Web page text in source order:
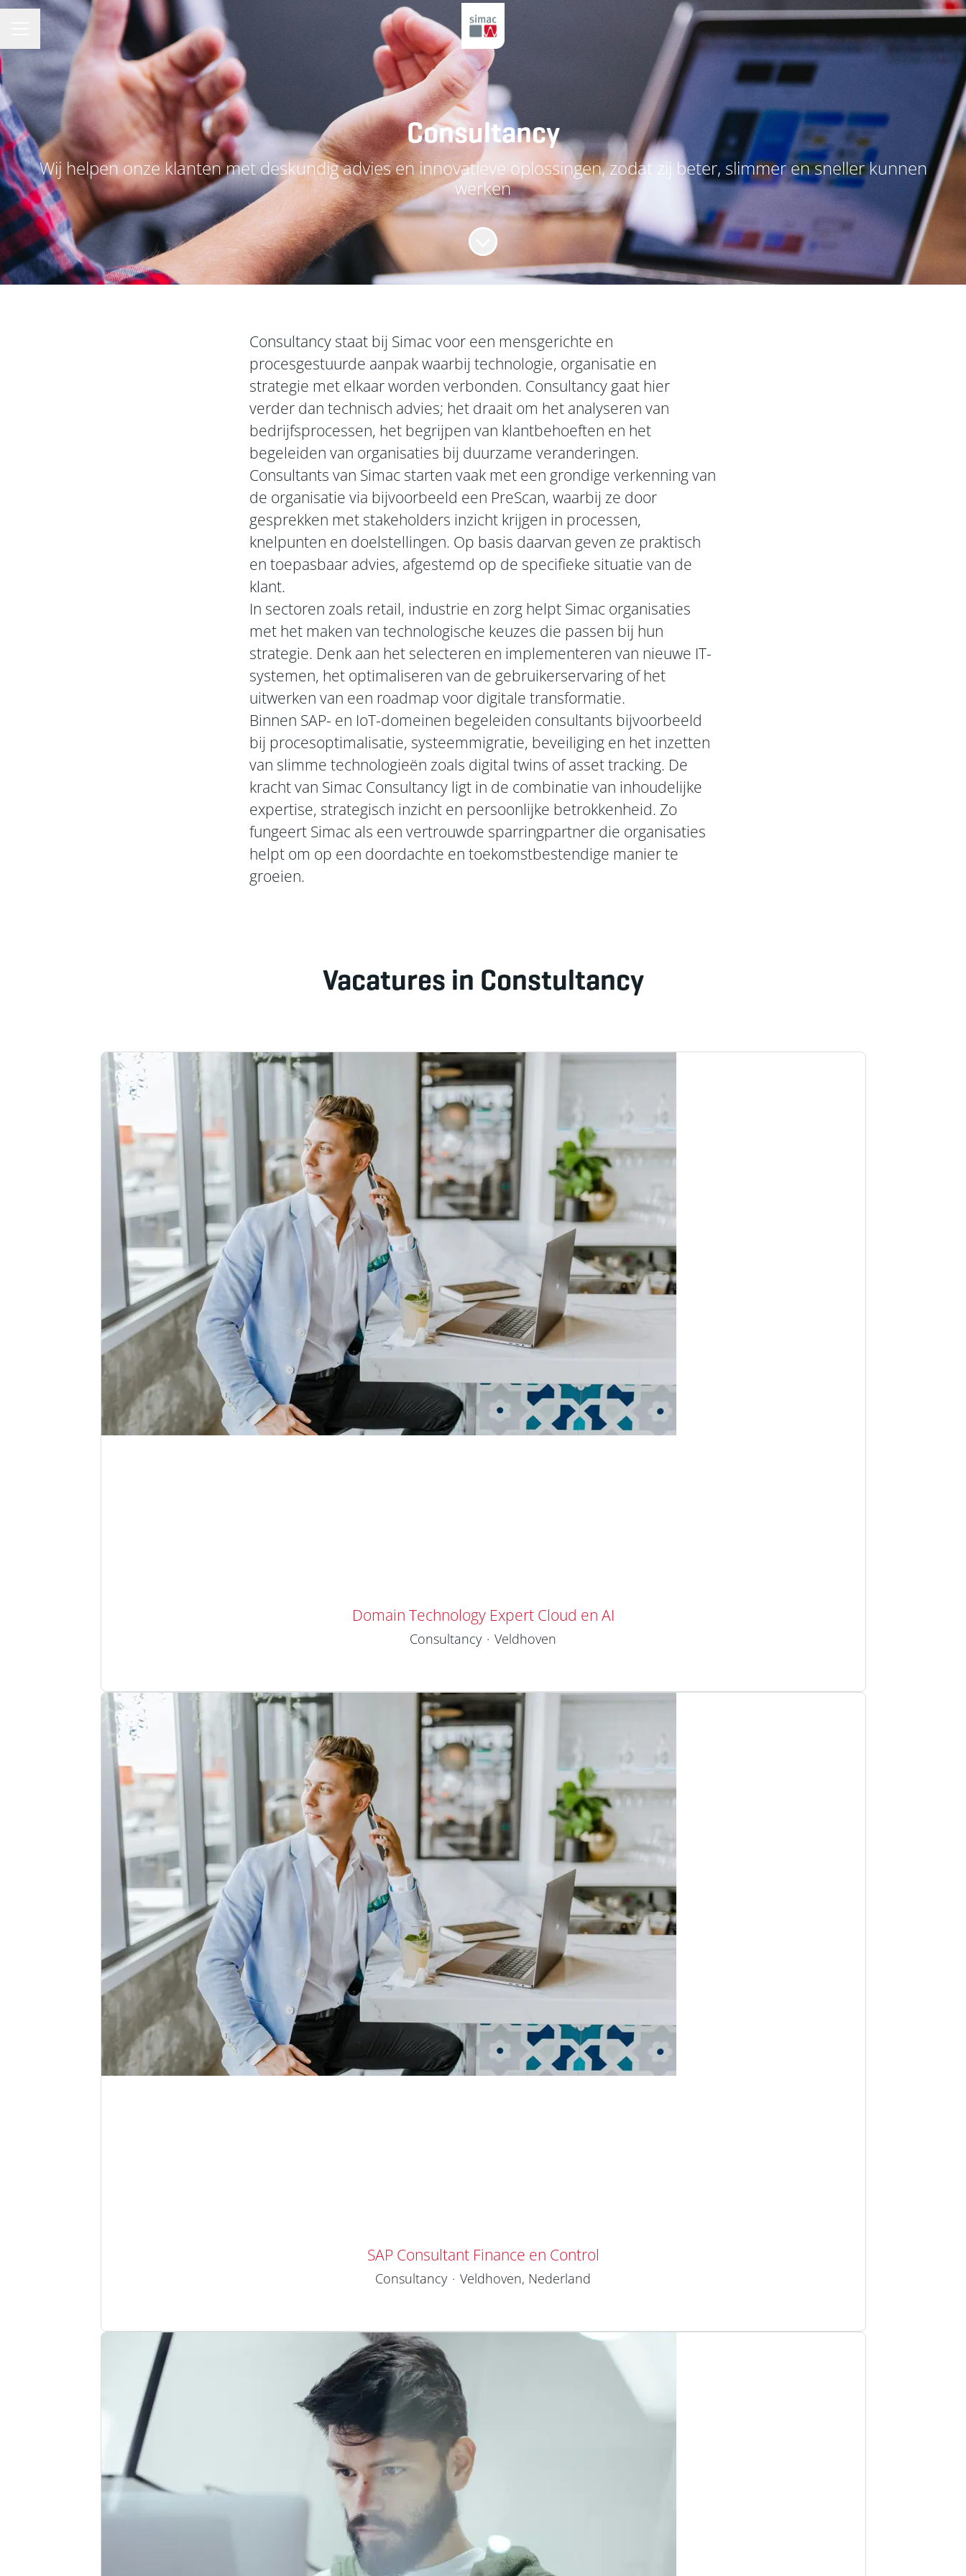
Carrièremenu
Consultancy
Wij helpen onze klanten met deskundig advies en innovatieve oplossingen, zodat zij beter, slimmer en sneller kunnen
werken
Naar content scrollen
Consultancy staat bij Simac voor een mensgerichte en
procesgestuurde aanpak waarbij technologie, organisatie en
strategie met elkaar worden verbonden. Consultancy gaat hier
verder dan technisch advies; het draait om het analyseren van
bedrijfsprocessen, het begrijpen van klantbehoeften en het
begeleiden van organisaties bij duurzame veranderingen.
Consultants van Simac starten vaak met een grondige verkenning van
de organisatie via bijvoorbeeld een PreScan, waarbij ze door
gesprekken met stakeholders inzicht krijgen in processen,
knelpunten en doelstellingen. Op basis daarvan geven ze praktisch
en toepasbaar advies, afgestemd op de specifieke situatie van de
klant.
In sectoren zoals retail, industrie en zorg helpt Simac organisaties
met het maken van technologische keuzes die passen bij hun
strategie. Denk aan het selecteren en implementeren van nieuwe IT-
systemen, het optimaliseren van de gebruikerservaring of het
uitwerken van een roadmap voor digitale transformatie.
Binnen SAP- en IoT-domeinen begeleiden consultants bijvoorbeeld
bij procesoptimalisatie, systeemmigratie, beveiliging en het inzetten
van slimme technologieën zoals digital twins of asset tracking. De
kracht van Simac Consultancy ligt in de combinatie van inhoudelijke
expertise, strategisch inzicht en persoonlijke betrokkenheid. Zo
fungeert Simac als een vertrouwde sparringpartner die organisaties
helpt om op een doordachte en toekomstbestendige manier te
groeien.
Vacatures in Constultancy
Domain Technology Expert Cloud en AI
Consultancy · Veldhoven
SAP Consultant Finance en Control
Consultancy · Veldhoven, Nederland